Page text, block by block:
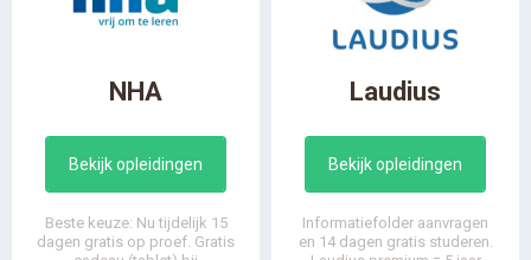
NHA
Bekijk opleidingen
Beste keuze: Nu tijdelijk 15
dagen gratis op proef. Gratis
Laudius
Bekijk opleidingen
Informatiefolder aanvragen
en 14 dagen gratis studeren.